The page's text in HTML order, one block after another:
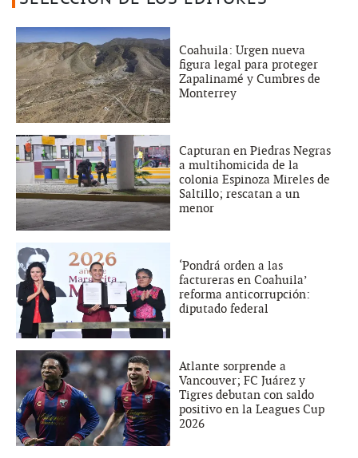
Coahuila: Urgen nueva
figura legal para proteger
Zapalinamé y Cumbres de
Monterrey
Capturan en Piedras Negras
a multihomicida de la
colonia Espinoza Mireles de
Saltillo; rescatan a un
menor
‘Pondrá orden a las
factureras en Coahuila’
reforma anticorrupción:
diputado federal
Atlante sorprende a
Vancouver; FC Juárez y
Tigres debutan con saldo
positivo en la Leagues Cup
2026